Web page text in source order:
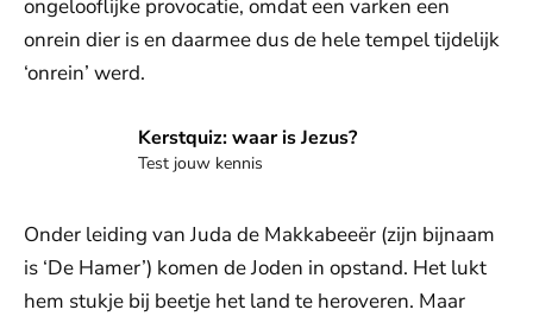
ongelooflijke provocatie, omdat een varken een
onrein dier is en daarmee dus de hele tempel tijdelijk
‘onrein’ werd.
Kerstquiz: waar is Jezus?
Test jouw kennis
Onder leiding van Juda de Makkabeeër (zijn bijnaam
is ‘De Hamer’) komen de Joden in opstand. Het lukt
hem stukje bij beetje het land te heroveren. Maar